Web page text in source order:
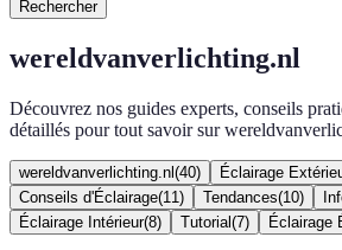
Rechercher
wereldvanverlichting.nl
Découvrez nos guides experts, conseils
détaillés pour tout savoir sur
wereldvanverlichting.nl (40) Éclairage
Conseils d'Éclairage(11 ) Tendances(10)
Éclairage Intérieur(8) Tutorial (7) Éclairage